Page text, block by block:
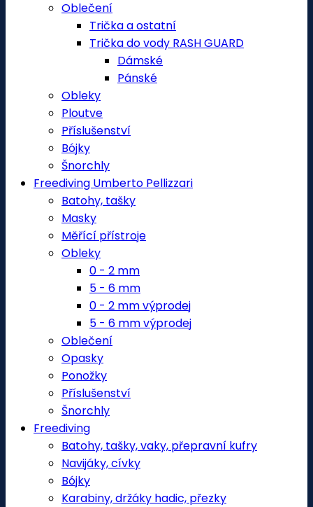
Oblečení
Trička a ostatní
Trička do vody RASH GUARD
Dámské
Pánské
Obleky
Ploutve
Příslušenství
Bójky
Šnorchly
Freediving Umberto Pellizzari
Batohy, tašky
Masky
Měřící přístroje
Obleky
0 - 2 mm
5 - 6 mm
0 - 2 mm výprodej
5 - 6 mm výprodej
Oblečení
Opasky
Ponožky
Příslušenství
Šnorchly
Freediving
Batohy, tašky, vaky, přepravní kufry
Navijáky, cívky
Bójky
Karabiny, držáky hadic, přezky